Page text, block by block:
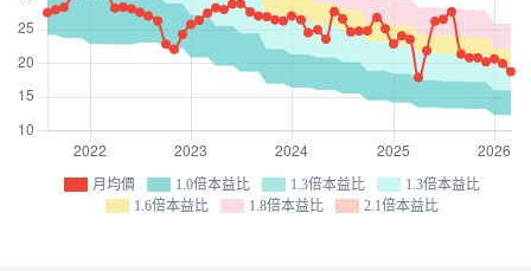
月均價 1.0倍本益比 1.3倍本益比
1.3倍本益比
1.6倍本益比
1.8倍本益比 2.1倍本益比